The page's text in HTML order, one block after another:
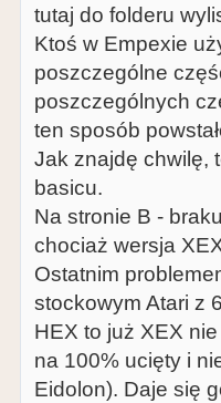
tutaj do folderu
Ktoś w Empexie
poszczególne
poszczególnych
ten sposób
Jak znajdę chwilę,
basicu.
Na stronie B -
chociaż wersja
Ostatnim
stockowym Atari z
HEX to już XEX
na 100% ucięty i
Eidolon). Daje się